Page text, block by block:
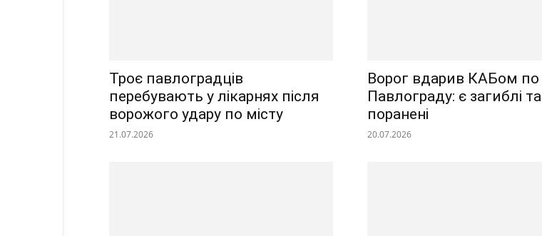
Троє павлоградців
перебувають у лікарнях після
ворожого удару по місту
21.07.2026
Ворог вдарив КАБом по
Павлограду: є загиблі та
поранені
20.07.2026